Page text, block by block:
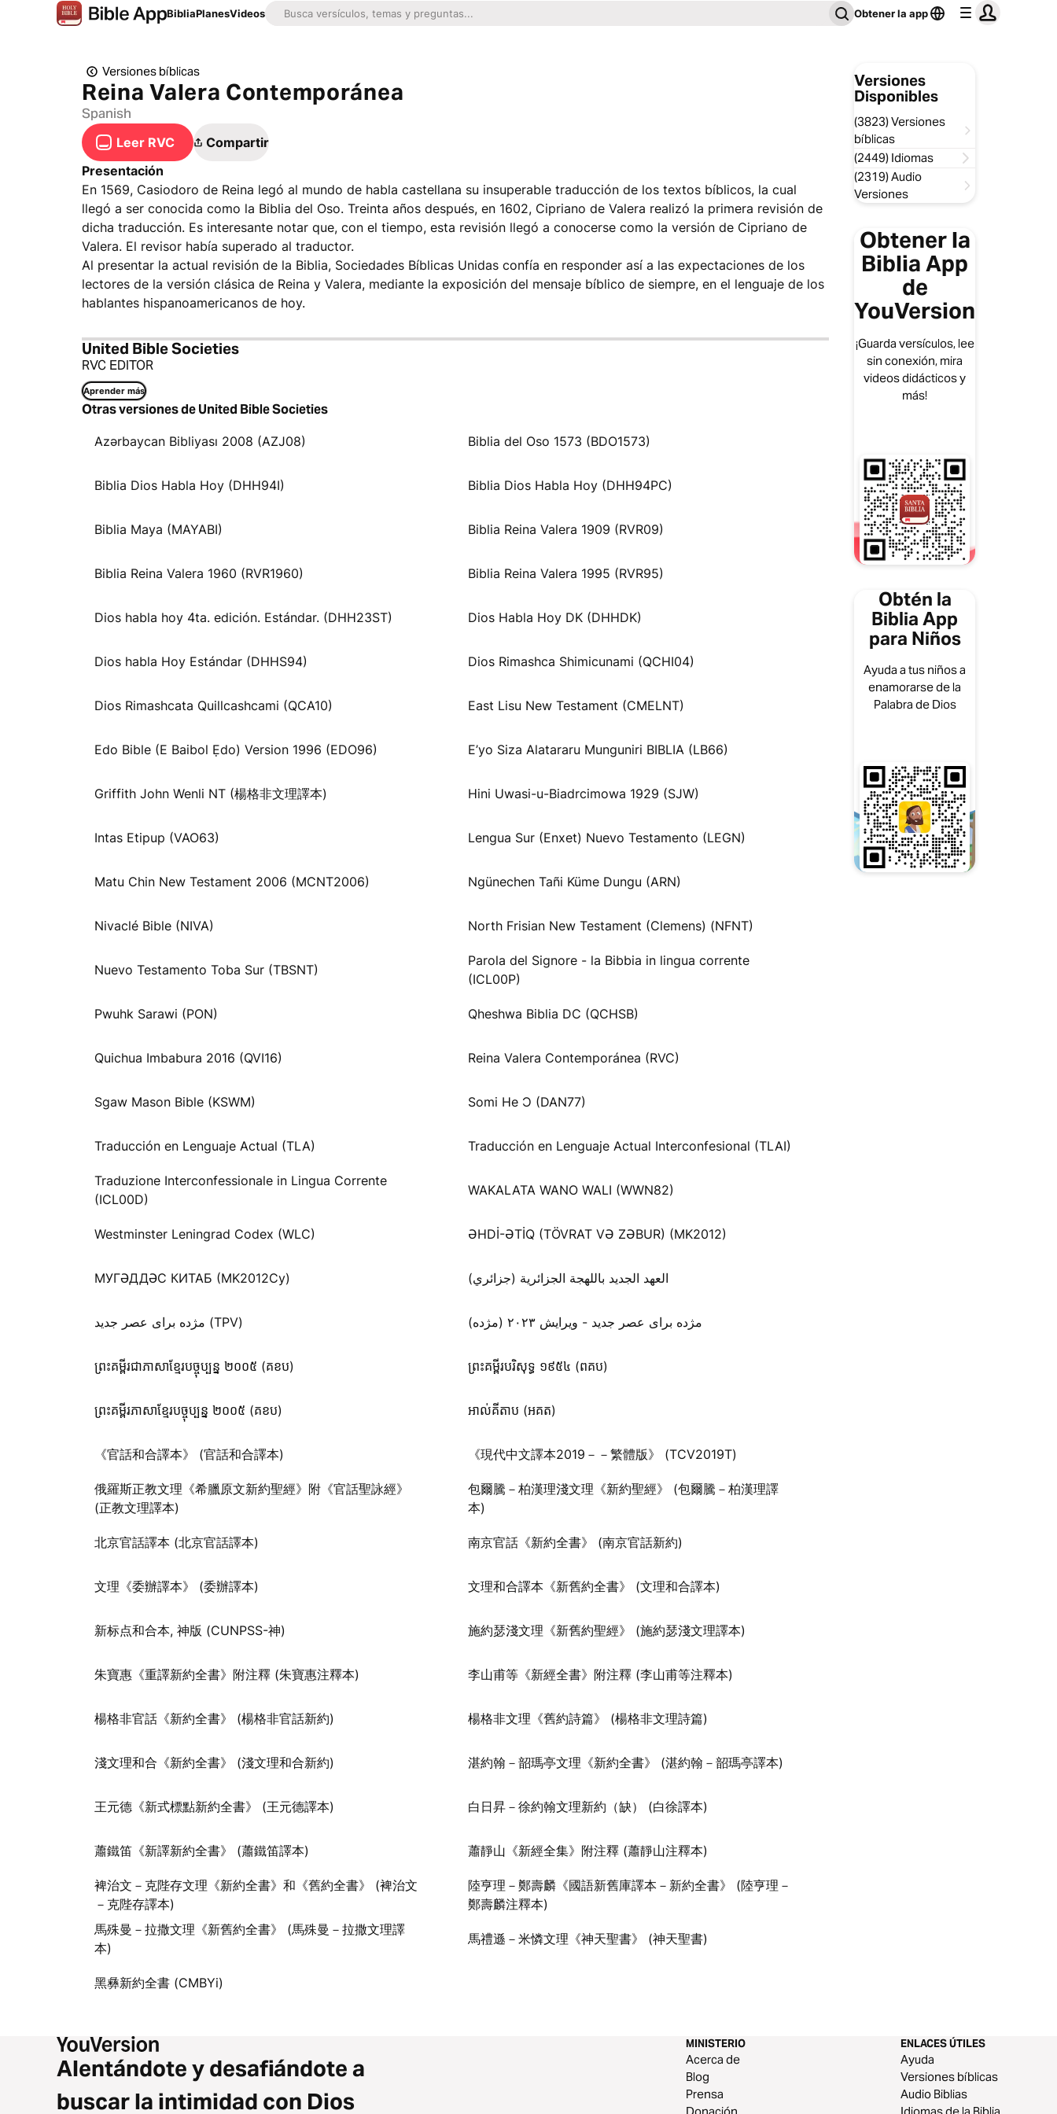
BibliaPlanesVideos Obtener la app
Versiones bíblicas
Reina Valera Contemporánea
Spanish
Leer RVC
Compartir
Presentación
En 1569, Casiodoro de Reina legó al mundo de habla castellana su insuperable traducción de los textos bíblicos, la cual
llegó a ser conocida como la Biblia del Oso. Treinta años después, en 1602, Cipriano de Valera realizó la primera revisión de
dicha traducción. Es interesante notar que, con el tiempo, esta revisión llegó a conocerse como la versión de Cipriano de
Valera. El revisor había superado al traductor.
Al presentar la actual revisión de la Biblia, Sociedades Bíblicas Unidas confía en responder así a las expectaciones de los
lectores de la versión clásica de Reina y Valera, mediante la exposición del mensaje bíblico de siempre, en el lenguaje de los
hablantes hispanoamericanos de hoy.
United Bible Societies
RVC EDITOR
Aprender más
Otras versiones de United Bible Societies
Azərbaycan Bibliyası 2008 (AZJ08) Biblia del Oso 1573 (BDO1573)
Biblia Dios Habla Hoy (DHH94I) Biblia Dios Habla Hoy (DHH94PC)
Biblia Maya (MAYABI) Biblia Reina Valera 1909 (RVR09)
Biblia Reina Valera 1960 (RVR1960) Biblia Reina Valera 1995 (RVR95)
Dios habla hoy 4ta. edición. Estándar. (DHH23ST) Dios Habla Hoy DK (DHHDK)
Dios habla Hoy Estándar (DHHS94) Dios Rimashca Shimicunami (QCHI04)
Dios Rimashcata Quillcashcami (QCA10) East Lisu New Testament (CMELNT)
Edo Bible (E Baibol Ẹdo) Version 1996 (EDO96) E’yo Siza Alatararu Munguniri BIBLIA (LB66)
Griffith John Wenli NT (楊格非文理譯本) Hini Uwasi-u-Biadrcimowa 1929 (SJW)
Intas Etipup (VAO63) Lengua Sur (Enxet) Nuevo Testamento (LEGN)
Matu Chin New Testament 2006 (MCNT2006) Ngünechen Tañi Küme Dungu (ARN)
Nivaclé Bible (NIVA) North Frisian New Testament (Clemens) (NFNT)
Nuevo Testamento Toba Sur (TBSNT)
Parola del Signore - la Bibbia in lingua corrente
(ICL00P)
Pwuhk Sarawi (PON) Qheshwa Biblia DC (QCHSB)
Quichua Imbabura 2016 (QVI16) Reina Valera Contemporánea (RVC)
Sgaw Mason Bible (KSWM) Somi He Ɔ (DAN77)
Traducción en Lenguaje Actual (TLA) Traducción en Lenguaje Actual Interconfesional (TLAI)
Traduzione Interconfessionale in Lingua Corrente
(ICL00D)
WAKALATA WANO WALI (WWN82)
Westminster Leningrad Codex (WLC) ƏHDİ-ƏTİQ (TÖVRAT VƏ ZƏBUR) (MK2012)
МУГӘДДӘС КИТАБ (MK2012Cy) العهد الجديد باللهجة الجزائرية (جزائري)
مژده برای عصر جدید (TPV) مژده برای عصر جدید - ویرایش ۲۰۲۳ (مژده)
ព្រះគម្ពីរជាភាសាខ្មែរបច្ចុប្បន្ន ២០០៥ (គខប) ព្រះគម្ពីរបរិសុទ្ធ ១៩៥៤ (ពគប)
ព្រះគម្ពីរភាសាខ្មែរបច្ចុប្បន្ន ២០០៥ (គខប) អាល់គីតាប (អគត)
《官話和合譯本》 (官話和合譯本) 《現代中文譯本2019－－繁體版》 (TCV2019T)
俄羅斯正教文理《希臘原文新約聖經》附《官話聖詠經》
(正教文理譯本)
包爾騰－柏漢理淺文理《新約聖經》 (包爾騰－柏漢理譯
本)
北京官話譯本 (北京官話譯本) 南京官話《新約全書》 (南京官話新約)
文理《委辦譯本》 (委辦譯本) 文理和合譯本《新舊約全書》 (文理和合譯本)
新标点和合本, 神版 (CUNPSS-神) 施約瑟淺文理《新舊約聖經》 (施約瑟淺文理譯本)
朱寶惠《重譯新約全書》附注釋 (朱寶惠注釋本) 李山甫等《新經全書》附注釋 (李山甫等注釋本)
楊格非官話《新約全書》 (楊格非官話新約) 楊格非文理《舊約詩篇》 (楊格非文理詩篇)
淺文理和合《新約全書》 (淺文理和合新約) 湛約翰－韶瑪亭文理《新約全書》 (湛約翰－韶瑪亭譯本)
王元德《新式標點新約全書》 (王元德譯本) 白日昇－徐約翰文理新約（缺） (白徐譯本)
蕭鐵笛《新譯新約全書》 (蕭鐵笛譯本) 蕭靜山《新經全集》附注釋 (蕭靜山注釋本)
裨治文－克陛存文理《新約全書》和《舊約全書》 (裨治文
－克陛存譯本)
陸亨理－鄭壽麟《國語新舊庫譯本－新約全書》 (陸亨理－
鄭壽麟注釋本)
馬殊曼－拉撒文理《新舊約全書》 (馬殊曼－拉撒文理譯
本)
馬禮遜－米憐文理《神天聖書》 (神天聖書)
黑彝新約全書 (CMBYi)
Versiones
Disponibles
(3823) Versiones
bíblicas
(2449) Idiomas
(2319) Audio
Versiones
Obtener la
Biblia App
de
YouVersion
¡Guarda versículos, lee
sin conexión, mira
videos didácticos y
más!
Obtén la
Biblia App
para Niños
Ayuda a tus niños a
enamorarse de la
Palabra de Dios
Alentándote y desafiándote a
buscar la intimidad con Dios
MINISTERIO
Acerca de
Blog
Prensa
ENLACES ÚTILES
Ayuda
Versiones bíblicas
Audio Biblias